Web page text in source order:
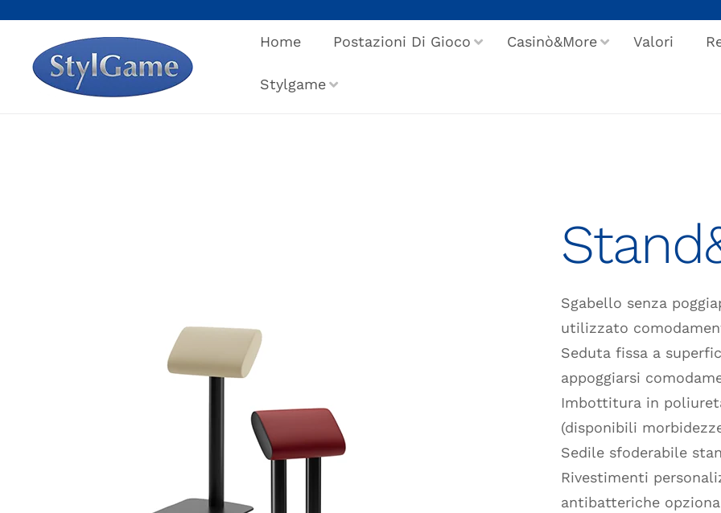
contenuto
Home Postazioni Di Gioco Casinò&More Valori
Stylgame
Sgabello senza
utilizzato
Seduta fissa a
appoggiarsi
Imbottitura in
(disponibili
Sedile sfoderabile
Rivestimenti
antibatteriche